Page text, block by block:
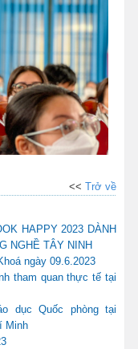
<< Trở về
HAPPY 2023 DÀNH
NGHỀ TÂY NINH
ngày 09.6.2023
tham quan thực tế tại
dục Quốc phòng tại
Minh